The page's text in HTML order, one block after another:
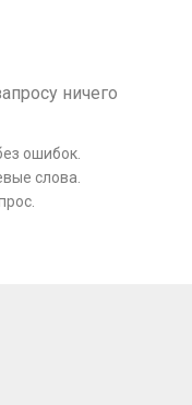
ничего
ошибок.
слова.